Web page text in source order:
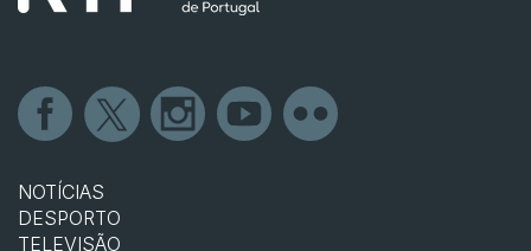
NOTÍCIAS
DESPORTO
TELEVISÃO